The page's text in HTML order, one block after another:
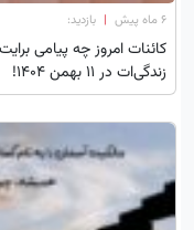
۶ ماه پیش | بازدید:
کائنات امروز چه پیامی
زندگی‌ات در 11 بهمن 1404!